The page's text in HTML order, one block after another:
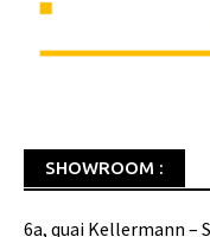
SHOWROOM :
6a, quai Kellermann –